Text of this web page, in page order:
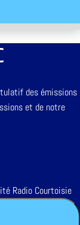
des émissions
et de notre
Radio Courtoisie